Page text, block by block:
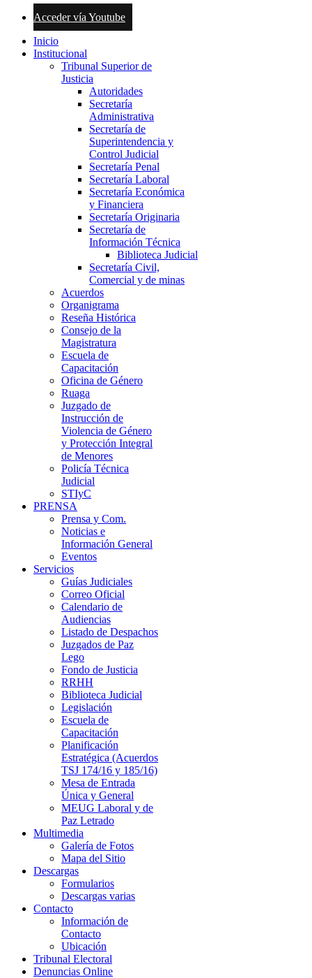
Acceder vía Youtube
Inicio
Institucional
Tribunal Superior de
Justicia
Autoridades
Secretaría
Administrativa
Secretaría de
Superintendencia y
Control Judicial
Secretaría Penal
Secretaría Laboral
Secretaría Económica
y Financiera
Secretaría Originaria
Secretaría de
Información Técnica
Biblioteca Judicial
Secretaría Civil,
Comercial y de minas
Acuerdos
Organigrama
Reseña Histórica
Consejo de la
Magistratura
Escuela de
Capacitación
Oficina de Género
Ruaga
Juzgado de
Instrucción de
Violencia de Género
y Protección Integral
de Menores
Policía Técnica
Judicial
STIyC
PRENSA
Prensa y Com.
Noticias e
Información General
Eventos
Servicios
Guías Judiciales
Correo Oficial
Calendario de
Audiencias
Listado de Despachos
Juzgados de Paz
Lego
Fondo de Justicia
RRHH
Biblioteca Judicial
Legislación
Escuela de
Capacitación
Planificación
Estratégica (Acuerdos
TSJ 174/16 y 185/16)
Mesa de Entrada
Única y General
MEUG Laboral y de
Paz Letrado
Multimedia
Galería de Fotos
Mapa del Sitio
Descargas
Formularios
Descargas varias
Contacto
Información de
Contacto
Ubicación
Tribunal Electoral
Denuncias Online